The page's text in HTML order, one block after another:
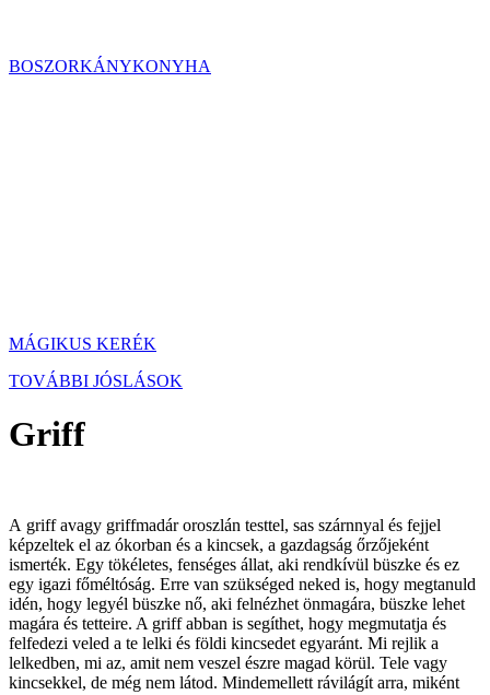
BOSZORKÁNYKONYHA
MÁGIKUS KERÉK
TOVÁBBI JÓSLÁSOK
Griff
A griff avagy griffmadár oroszlán testtel, sas szárnnyal és fejjel
képzeltek el az ókorban és a kincsek, a gazdagság őrzőjeként
ismerték. Egy tökéletes, fenséges állat, aki rendkívül büszke és ez
egy igazi főméltóság. Erre van szükséged neked is, hogy megtanuld
idén, hogy legyél büszke nő, aki felnézhet önmagára, büszke lehet
magára és tetteire. A griff abban is segíthet, hogy megmutatja és
felfedezi veled a te lelki és földi kincsedet egyaránt. Mi rejlik a
lelkedben, mi az, amit nem veszel észre magad körül. Tele vagy
kincsekkel, de még nem látod. Mindemellett rávilágít arra, miként